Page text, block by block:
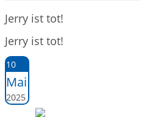
Jerry ist tot!
Jerry ist tot!
10
Mai
2025